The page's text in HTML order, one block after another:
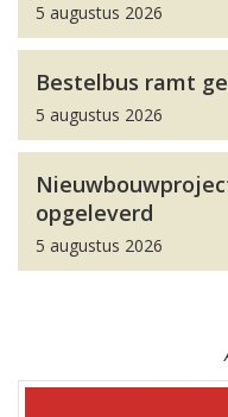
5 augustus 2026
Bestelbus ramt
5 augustus 2026
opgeleverd
5 augustus 2026